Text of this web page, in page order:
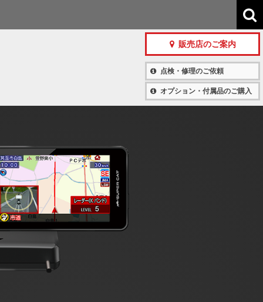
販売店のご案内
点検・修理のご依頼
オプション・付属品のご購入